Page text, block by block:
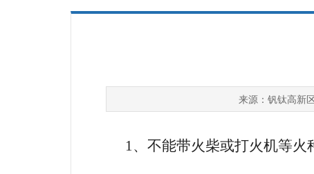
来源： 钒钛高新
1、不能带火柴或打火机等火